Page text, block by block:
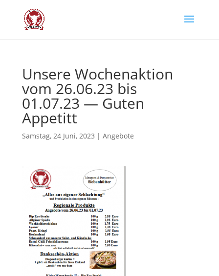
Unse­re Wochen­ak­ti­on
vom 26.06.23 bis
01.07.23 — Guten
Appetitt
Samstag, 24 Juni, 2023 | Angebote